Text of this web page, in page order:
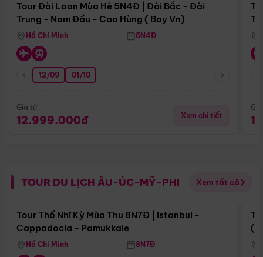
Tour Đài Loan Mùa Hè 5N4Đ | Đài Bắc - Đài
Trung - Nam Đầu - Cao Hùng ( Bay Vn)
Hồ Chí Minh 5N4Đ
12/09 01/10
Giá từ:
12.999.000đ Xem chi tiết
TOUR DU LỊCH ÂU-ÚC-MỸ-PHI Xem tất cả
Điểm nổi bật
Tour Thổ Nhĩ Kỳ Mùa Thu 8N7Đ | Istanbul -
Cappadocia - Pamukkale
Hồ Chí Minh 8N7Đ